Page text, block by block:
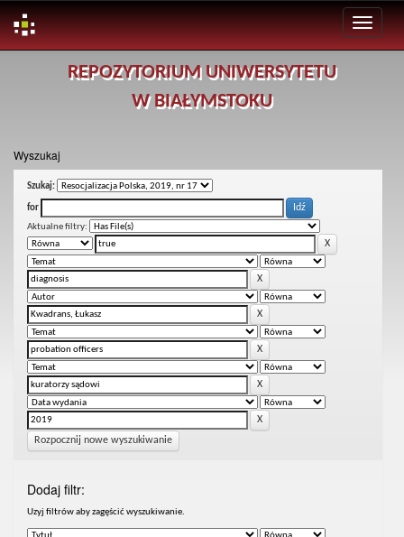
REPOZYTORIUM UNIWERSYTETU
W BIAŁYMSTOKU
Wyszukaj
Szukaj:
for
Aktualne filtry:
Rozpocznij nowe wyszukiwanie
Dodaj filtr:
Uzyj filtrów aby zagęścić wyszukiwanie.